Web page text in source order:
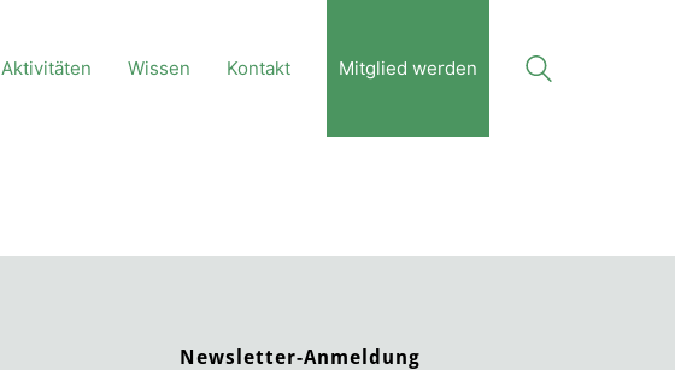
Aktivitäten Wissen Kontakt Mitglied werden
Newsletter-Anmeldung